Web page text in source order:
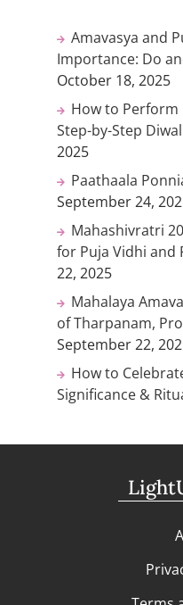
Amavasya and
Importance: Do
October 18, 2025
How to Perform
Step-by-Step
2025
Paathaala
September 24,
Mahashivratri
for Puja Vidhi and
22, 2025
Mahalaya
of Tharpanam,
September 22,
How to
Significance &